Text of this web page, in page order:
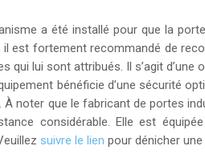
a été installé pour que la
est fortement recommandé de
lui sont attribués. Il s’agit
bénéficie d’une sécurité
noter que le fabricant de portes
considérable. Elle est
suivre le lien pour dénicher